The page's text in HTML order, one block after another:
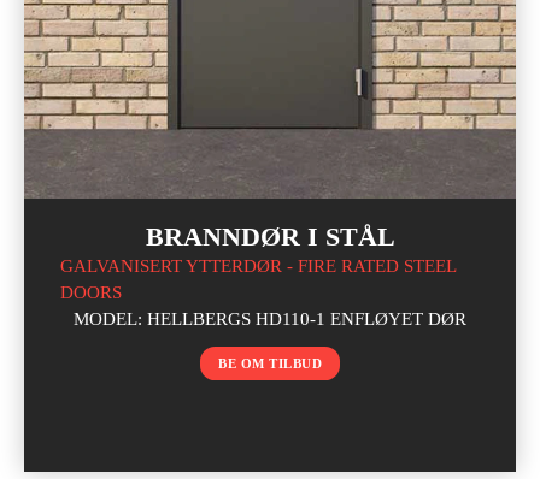
BRANNDØR I STÅL
GALVANISERT YTTERDØR - FIRE RATED STEEL
DOORS
MODEL: HELLBERGS HD110-1 ENFLØYET DØR
BE OM TILBUD